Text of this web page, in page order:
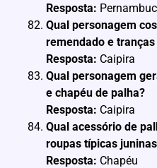
Resposta:
Qual personagem
remendado e
Resposta: Caipira
Qual personagem
e chapéu de palha?
Resposta: Caipira
Qual acessório de
roupas típicas
Resposta: Chapéu